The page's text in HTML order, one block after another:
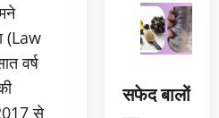
(Law
वर्ष
से
सफेद बालों